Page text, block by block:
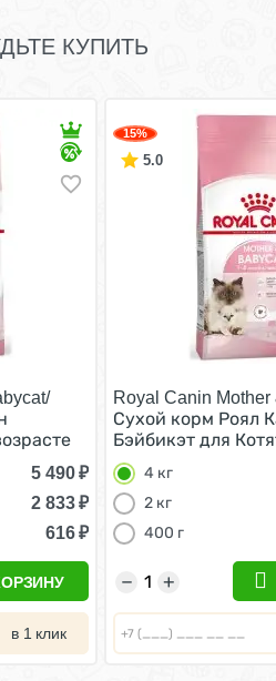
КУПИТЬ
5 490₽
2 833₽
616₽
в 1 клик
15%
5.0
Royal Canin Mother
Сухой корм Роял
Бэйбикэт для
от 1 до 4 месяцев
4 кг
2 кг
400 г
+
−